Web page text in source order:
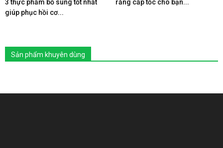
3 thực phẩm bổ sung tốt nhất
giúp phục hồi cơ...
răng cấp tốc cho bạn...
Sản phẩm khuyên dùng